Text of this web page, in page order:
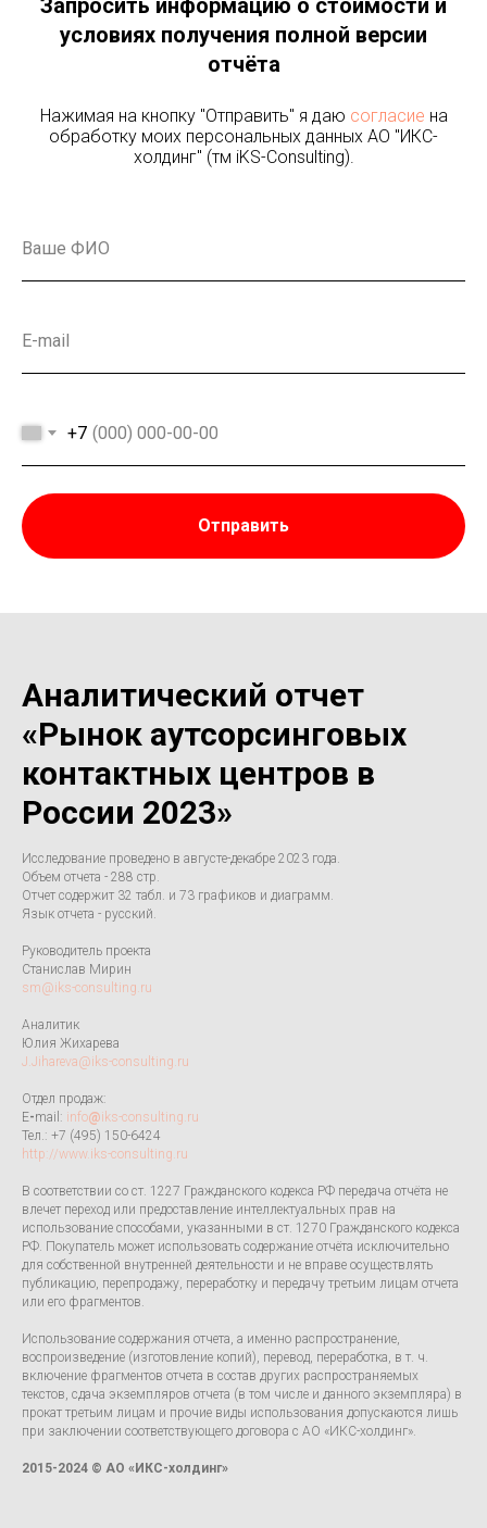
Запросить информацию о стоимости и
условиях получения полной версии
отчёта
Нажимая на кнопку "Отправить" я даю согласие на
обработку моих персональных данных АО "ИКС-
холдинг" (тм iKS-Consulting).
+7
Отправить
Аналитический отчет
«Рынок аутсорсинговых
контактных центров в
России 2023»
Исследование проведено в августе-декабре 2023 года.
Объем отчета - 288 стр.
Отчет содержит 32 табл. и 73 графиков и диаграмм.
Язык отчета - русский.
Руководитель проекта
Станислав Мирин
sm@iks-consulting.ru
Аналитик
Юлия Жихарева
J.Jihareva@iks-consulting.ru
Отдел продаж:
E-mail: info@iks-consulting.ru
Тел.: +7 (495) 150-6424
http://www.iks-consulting.ru
В соответствии со ст. 1227 Гражданского кодекса РФ передача отчёта не
влечет переход или предоставление интел­лектуальных прав на
использование способами, указанными в ст. 1270 Гражданского кодекса
РФ. Покупатель может использовать содержание отчёта исключи­тельно
для собственной внутренней деятель­ности и не вправе осуществлять
публикацию, перепродажу, переработку и передачу третьим лицам отчета
или его фрагментов.
Использование содержания отчета, а именно распространение,
воспроизведение (изготов­ление копий), перевод, переработка, в т. ч.
включение фрагмен­тов отчета в состав других распространяемых
текстов, сдача экземпляров отчета (в том числе и данного экземпляра) в
прокат третьим лицам и прочие виды использования допускаются лишь
при заключении соответствующего договора с АО «ИКС-холдинг».
2015-2024 © АО «ИКС-холдинг»